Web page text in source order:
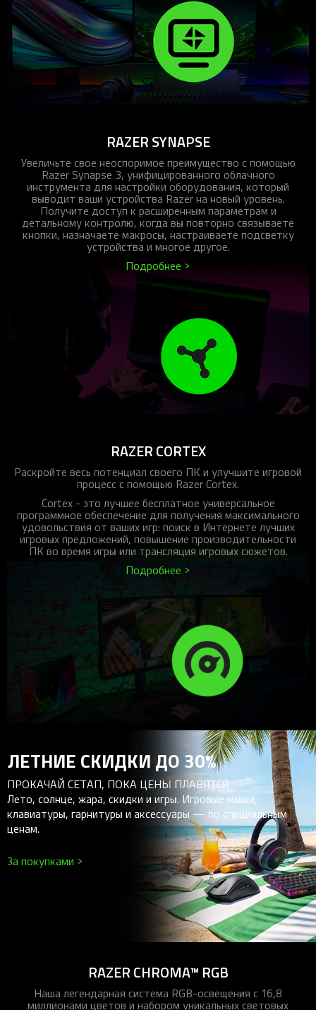
Streamer Companion App
Cortex
RAZER SYNAPSE
Увеличьте свое неоспоримое преимущество с помощью
Razer Synapse 3, унифицированного облачного
инструмента для настройки оборудования, который
выводит ваши устройства Razer на новый уровень.
Получите доступ к расширенным параметрам и
детальному контролю, когда вы повторно связываете
кнопки, назначаете макросы, настраиваете подсветку
устройства и многое другое.
Подробнее >
RAZER CORTEX
Раскройте весь потенциал своего ПК и улучшите игровой
процесс с помощью Razer Cortex.
Cortex - это лучшее бесплатное универсальное
программное обеспечение для получения максимального
удовольствия от ваших игр: поиск в Интернете лучших
игровых предложений, повышение производительности
ПК во время игры или трансляция игровых сюжетов.
Подробнее >
ЛЕТНИЕ СКИДКИ ДО 30%
ПРОКАЧАЙ СЕТАП, ПОКА ЦЕНЫ ПЛАВЯТСЯ
Лето, солнце, жара, скидки и игры. Игровые мыши,
клавиатуры, гарнитуры и аксессуары — по специальным
ценам.
За покупками >
RAZER CHROMA™ RGB
Наша легендарная система RGB-освещения с 16,8
миллионами цветов и набором уникальных световых